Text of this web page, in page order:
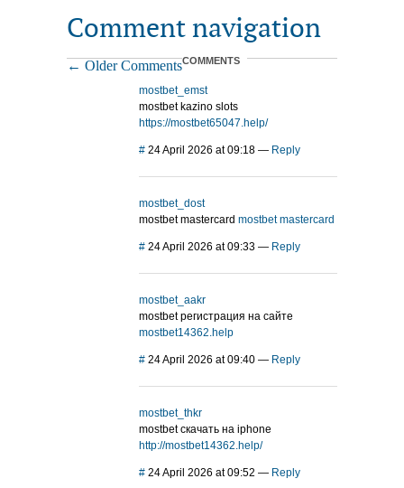
Comment navigation
← Older CommentsCOMMENTS
mostbet_emst
mostbet kazino slots
https://mostbet65047.help/
# 24 April 2026 at 09:18 — Reply
mostbet_dost
mostbet mastercard mostbet mastercard
# 24 April 2026 at 09:33 — Reply
mostbet_aakr
mostbet регистрация на сайте
mostbet14362.help
# 24 April 2026 at 09:40 — Reply
mostbet_thkr
mostbet скачать на iphone
http://mostbet14362.help/
# 24 April 2026 at 09:52 — Reply